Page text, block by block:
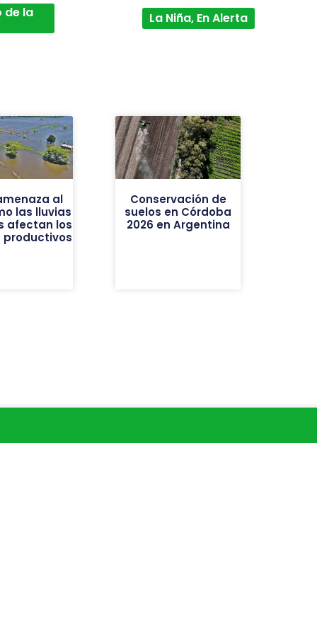
de la La Niña, En Alerta
al
las lluvias
afectan los
productivos
Conservación de
suelos en Córdoba
2026 en Argentina